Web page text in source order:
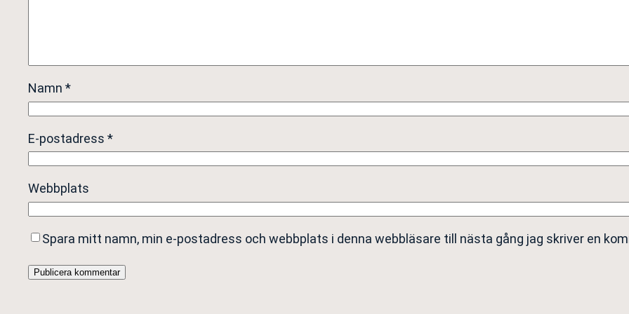
Namn *
E-postadress *
Webbplats
Spara mitt namn, min e-postadress och webbplats i denna webbläsare till nästa gång jag skriver en